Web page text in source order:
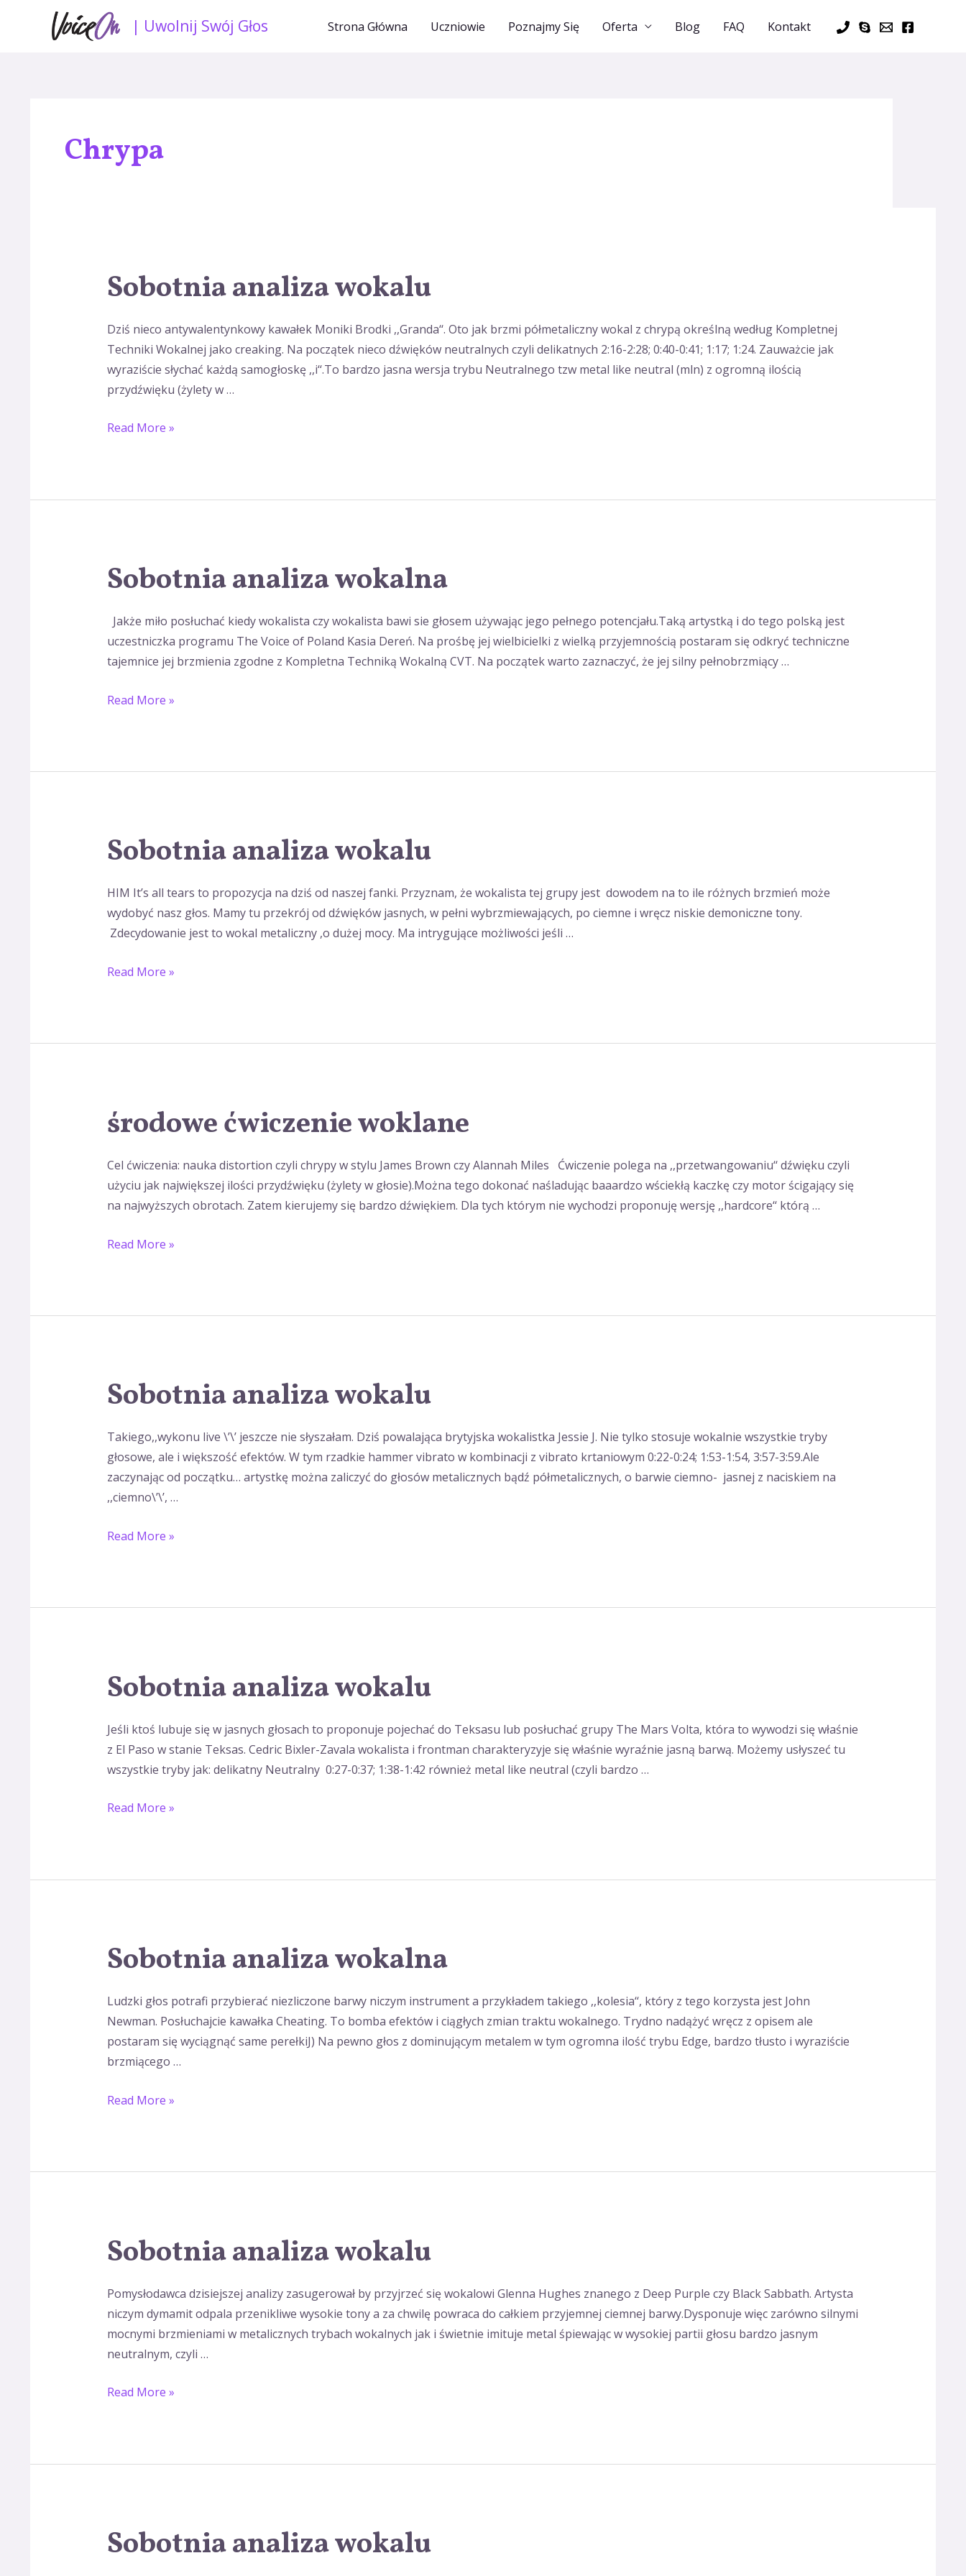
| Uwolnij Swój Głos Strona Główna Uczniowie Poznajmy Się Oferta Blog FAQ Kontakt
Chrypa
Sobotnia analiza wokalu
Dziś nieco antywalentynkowy kawałek Moniki Brodki ,,Granda‘‘. Oto jak brzmi półmetaliczny wokal z chrypą określną według Kompletnej
Techniki Wokalnej jako creaking. Na początek nieco dźwięków neutralnych czyli delikatnych 2:16-2:28; 0:40-0:41; 1:17; 1:24. Zauważcie jak
wyraziście słychać każdą samogłoskę ,,i‘‘.To bardzo jasna wersja trybu Neutralnego tzw metal like neutral (mln) z ogromną ilością
przydźwięku (żylety w …
Sobotnia
analiza
Read More »
Sobotnia analiza wokalna
Jakże miło posłuchać kiedy wokalista czy wokalista bawi sie głosem używając jego pełnego potencjału.Taką artystką i do tego polską jest
uczestniczka programu The Voice of Poland Kasia Dereń. Na prośbę jej wielbicielki z wielką przyjemnością postaram się odkryć techniczne
tajemnice jej brzmienia zgodne z Kompletna Techniką Wokalną CVT. Na początek warto zaznaczyć, że jej silny pełnobrzmiący …
Sobotnia
analiza
Read More »
Sobotnia analiza wokalu
HIM It’s all tears to propozycja na dziś od naszej fanki. Przyznam, że wokalista tej grupy jest dowodem na to ile różnych brzmień może
wydobyć nasz głos. Mamy tu przekrój od dźwięków jasnych, w pełni wybrzmiewających, po ciemne i wręcz niskie demoniczne tony.
Zdecydowanie jest to wokal metaliczny ,o dużej mocy. Ma intrygujące możliwości jeśli …
Sobotnia
analiza
Read More »
środowe ćwiczenie woklane
Cel ćwiczenia: nauka distortion czyli chrypy w stylu James Brown czy Alannah Miles Ćwiczenie polega na ,,przetwangowaniu‘‘ dźwięku czyli
użyciu jak największej ilości przydźwięku (żylety w głosie).Można tego dokonać naśladując baaardzo wściekłą kaczkę czy motor ścigający się
na najwyższych obrotach. Zatem kierujemy się bardzo dźwiękiem. Dla tych którym nie wychodzi proponuję wersję ,,hardcore‘‘ którą …
środowe
ćwiczenie
Read More »
Sobotnia analiza wokalu
Takiego,,wykonu live \’\’ jeszcze nie słyszałam. Dziś powalająca brytyjska wokalistka Jessie J. Nie tylko stosuje wokalnie wszystkie tryby
głosowe, ale i większość efektów. W tym rzadkie hammer vibrato w kombinacji z vibrato krtaniowym 0:22-0:24; 1:53-1:54, 3:57-3:59.Ale
zaczynając od początku… artystkę można zaliczyć do głosów metalicznych bądź półmetalicznych, o barwie ciemno- jasnej z naciskiem na
,,ciemno\’\’, …
Sobotnia
analiza
Read More »
Sobotnia analiza wokalu
Jeśli ktoś lubuje się w jasnych głosach to proponuje pojechać do Teksasu lub posłuchać grupy The Mars Volta, która to wywodzi się właśnie
z El Paso w stanie Teksas. Cedric Bixler-Zavala wokalista i frontman charakteryzyje się właśnie wyraźnie jasną barwą. Możemy usłyszeć tu
wszystkie tryby jak: delikatny Neutralny 0:27-0:37; 1:38-1:42 również metal like neutral (czyli bardzo …
Sobotnia
analiza
Read More »
Sobotnia analiza wokalna
Ludzki głos potrafi przybierać niezliczone barwy niczym instrument a przykładem takiego ,,kolesia‘‘, który z tego korzysta jest John
Newman. Posłuchajcie kawałka Cheating. To bomba efektów i ciągłych zmian traktu wokalnego. Trydno nadążyć wręcz z opisem ale
postaram się wyciągnąć same perełkiJ) Na pewno głos z dominującym metalem w tym ogromna ilość trybu Edge, bardzo tłusto i wyraziście
brzmiącego …
Sobotnia
analiza
Read More »
Sobotnia analiza wokalu
Pomysłodawca dzisiejszej analizy zasugerował by przyjrzeć się wokalowi Glenna Hughes znanego z Deep Purple czy Black Sabbath. Artysta
niczym dymamit odpala przenikliwe wysokie tony a za chwilę powraca do całkiem przyjemnej ciemnej barwy.Dysponuje więc zarówno silnymi
mocnymi brzmieniami w metalicznych trybach wokalnych jak i świetnie imituje metal śpiewając w wysokiej partii głosu bardzo jasnym
neutralnym, czyli …
Sobotnia
analiza
Read More »
Sobotnia analiza wokalu
Sobotnia
analiza
wpisach